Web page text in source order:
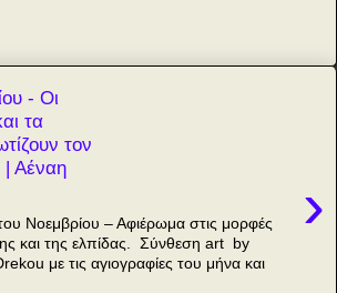
- Οι
τα
τον
Αέναη
›
του Νοεμβρίου – Αφιέρωμα στις μορφές
και της ελπίδας. Σύνθεση art by
με τις αγιογραφίες του μήνα και